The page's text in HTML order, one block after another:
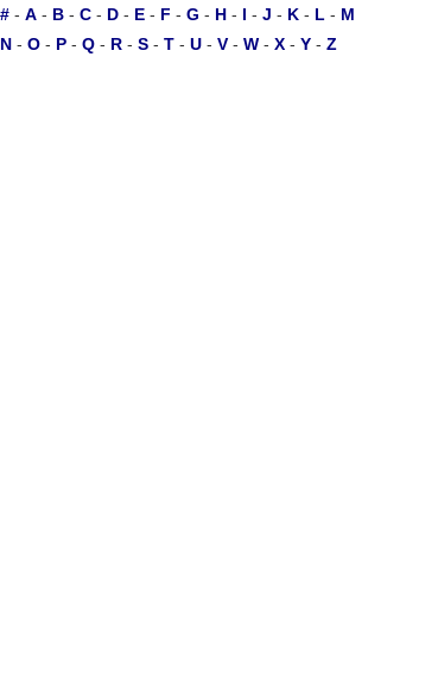
# - A - B - C - D - E - F - G - H - I - J - K - L - M
N - O - P - Q - R - S - T - U - V - W - X - Y - Z